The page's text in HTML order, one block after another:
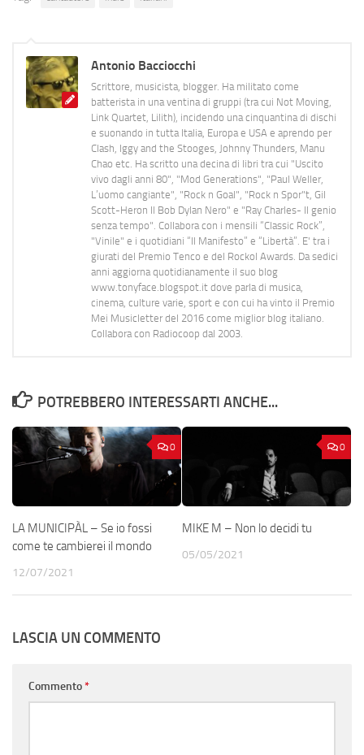
Antonio Bacciocchi
Scrittore, musicista, blogger. Ha militato come
batterista in una ventina di gruppi (tra cui Not Moving,
Link Quartet, Lilith), incidendo una cinquantina di dischi
e suonando in tutta Italia, Europa e USA e aprendo per
Clash, Iggy and the Stooges, Johnny Thunders, Manu
Chao etc. Ha scritto una decina di libri tra cui "Uscito
vivo dagli anni 80", "Mod Generations", "Paul Weller,
L’uomo cangiante", "Rock n Goal", "Rock n Spor"t, Gil
Scott-Heron Il Bob Dylan Nero" e "Ray Charles- Il genio
senza tempo". Collabora con i mensili “Classic Rock”,
"Vinile" e i quotidiani “Il Manifesto” e “Libertà”. E' tra i
giurati del Premio Tenco e del Rockol Awards. Da sedici
anni aggiorna quotidianamente il suo blog
www.tonyface.blogspot.it dove parla di musica,
cinema, culture varie, sport e con cui ha vinto il Premio
Mei Musicletter del 2016 come miglior blog italiano.
Collabora con Radiocoop dal 2003.
POTREBBERO INTERESSARTI ANCHE...
0
LA MUNICIPÀL – Se io fossi
come te cambierei il mondo
12/07/2021
0
MIKE M – Non lo decidi tu
05/05/2021
LASCIA UN COMMENTO
Commento*